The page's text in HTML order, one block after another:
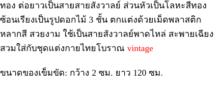
ทอง ต่อยาวเป็นสายสายสังวาลย์ ส่วนหัวเป็นโลหะสีทอง
ซ้อนเรียงเป็นรูปดอกไม้ 3 ชั้น ตกแต่งด้วยเม็ดพลาสติก
หลากสี สวยงาม ใช้เป็นสายสังวาลย์พาดไหล่ สะพายเฉียง
สวมใส่กับชุดแต่งกายไทยโบราณ vintage
ขนาดของเข็มขัด: กว้าง 2 ซม. ยาว 120 ซม.